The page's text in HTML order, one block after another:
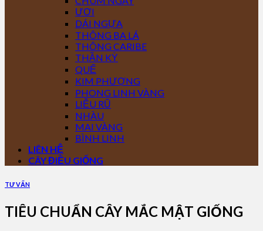
ƯƠI
DÁI NGỰA
THÔNG BA LÁ
THÔNG CARIBE
THẦN KỲ
QUẾ
KIM PHƯỢNG
PHONG LINH VÀNG
LIỄU RŨ
NHÀU
MAI VÀNG
BÌNH LINH
LIÊN HỆ
CÂY ĐIỀU GIỐNG
TƯ VẤN
TIÊU CHUẨN CÂY MẮC MẬT GIỐNG